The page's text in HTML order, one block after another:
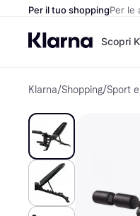
Per il tuo shoppingPer le
Scopri
Klarna/Shopping/Sport